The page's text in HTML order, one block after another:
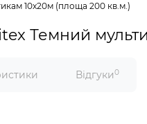
10х20м (площа 200 кв.м.)
Темний
Відгуки0